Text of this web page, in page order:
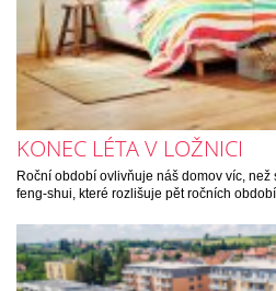
KONEC LÉTA V LOŽNICI
Roční období ovlivňuje náš domov víc,
feng-shui, které rozlišuje pět ročních